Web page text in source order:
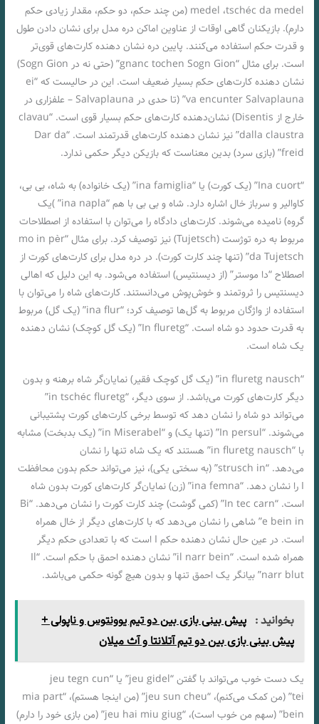
medel ،tschéc da medel (من چند حکم، دو حکم، مقدار زیادی حکم
دارم). بازیکنان گاهی اوقات از عناوین اماکن دره مدل برای نشان دادن طول
و قدرت حکم استفاده می‌کنند. پایین دره نشان دهنده کارت‌های قوی‌تر
است. برای مثال “gnanc tochen Sogn Gion” (حتی نه در Sogn Gion)
نشان دهنده کارت‌های حکم بسیار ضعیف است. این در حالیست که “ei
va encunter Salvaplauna” (تا حدی در Salvaplauna – علفزاری در
خارج از Disentis) نشان‌دهنده کارت‌های حکم بسیار قوی است. “clavau
dalla claustra” نیز نشان دهنده کارت‌های قدرتمند است. “Dar da
freid” (بازی سرد) بدین معناست که بازیکن دیگر حکمی ندارد.
“Ina cuort” (یک کورت) یا “ina famiglia” (یک خانواده) به شاه، بی بی،
کاوالیر و سرباز خال اشاره دارد. شاه و بی بی با هم “ina napla” )یک
گروه) نامیده می‌شوند. کارت‌های دادگاه را می‌توان با استفاده از اصطلاحات
مربوط به دره توژست (Tujetsch) نیز توصیف کرد. برای مثال “mo in pèr
da Tujetsch” (تنها چند کارت کورت). در دره مدل برای کارت‌های کورت از
اصطلاح “دا موستر” (از دیسنتیس) استفاده می‌شود. به این دلیل که اهالی
دیسنتیس را ثروتمند و خوش‌پوش می‌دانستند. کارت‌های شاه را می‌توان با
استفاده از واژگان مربوط به گل‌ها توصیف کرد؛ “ina flur” (یک گل) مربوط
به قدرت حدود دو شاه است. “In fluretg” (یک گل کوچک) نشان دهنده
یک شاه است.
“in fluretg nausch” (یک گل کوچک فقیر) نمایان‌گر شاه برهنه و بدون
دیگر کارت‌های کورت می‌باشد. از سوی دیگر، “in tschéc fluretg”
می‌تواند دو شاه را نشان دهد که توسط برخی کارت‌های کورت پشتیبانی
می‌شوند. “In persul” (تنها یک) و “in Miserabel” (یک بدبخت) مشابه
با “in fluretg nausch” هستند که یک شاه تنها را نشان
می‌دهد. “strusch in” (به سختی یکی)، نیز می‌تواند حکم بدون محافظت
I را نشان دهد. “ina femna” (زن) نمایان‌گر کارت‌های کورت بدون شاه
است. “In tec carn” (کمی گوشت) چند کارت کورت را نشان می‌دهد. “Bi
e bein in” شاهی را نشان می‌دهد که با کارت‌های دیگر از خال همراه
است. در عین حال نشان دهنده حکم I است که با تعدادی حکم دیگر
همراه شده است. “il narr bein” نشان دهنده احمق با حکم است. “Il
narr blut” بیانگر یک احمق تنها و بدون هیچ گونه حکمی می‌باشد.
بخوانید : پیش بینی بازی بین دو تیم یوونتوس و ناپولی +
پیش بینی بازی بین دو تیم آتلانتا و آث میلان
یک دست خوب می‌تواند با گفتن “jeu gidel” یا “jeu tegn cun
tei” (من کمک می‌کنم)، “jeu sun cheu” (من اینجا هستم)، “mia part
bein” (سهم من خوب است)، “jeu hai miu giug” (من بازی خود را دارم)